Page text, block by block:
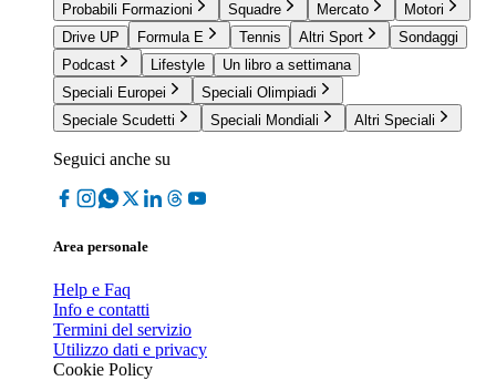
Probabili Formazioni
Squadre Mercato
Motori
Drive UP
Formula E Tennis Altri Sport
Sondaggi
Podcast
Lifestyle
Un libro a settimana
Speciali Europei
Speciali Olimpiadi
Speciale Scudetti
Speciali Mondiali Altri Speciali
Seguici anche su
Area personale
Help e Faq
Info e contatti
Termini del servizio
Utilizzo dati e privacy
Cookie Policy